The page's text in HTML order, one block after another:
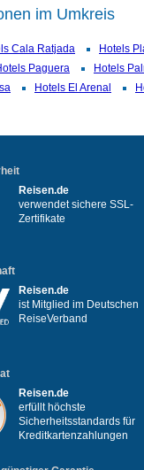
im Umkreis
Cala Ratjada
Hotels
Paguera
Hotels
Hotels El Arenal
Reisen.de
verwendet sichere SSL-
Zertifikate
Reisen.de
ist Mitglied im Deutschen
ReiseVerband
Reisen.de
erfüllt höchste
Sicherheitsstandards für
Kreditkartenzahlungen